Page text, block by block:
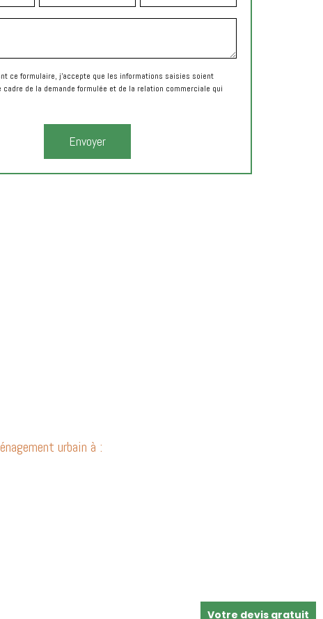
ce formulaire, j'accepte que les informations saisies soient
cadre de la demande formulée et de la relation commerciale qui
urbain à :
Votre devis gratuit